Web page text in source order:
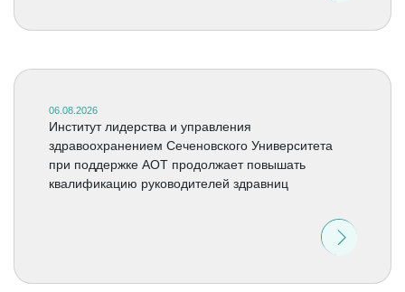
06.08.2026
Институт лидерства и управления
здравоохранением Сеченовского Университета
при поддержке АОТ продолжает повышать
квалификацию руководителей здравниц